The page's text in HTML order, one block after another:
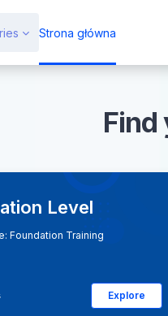
Strona główna
Find
Level
Foundation Training
Explore